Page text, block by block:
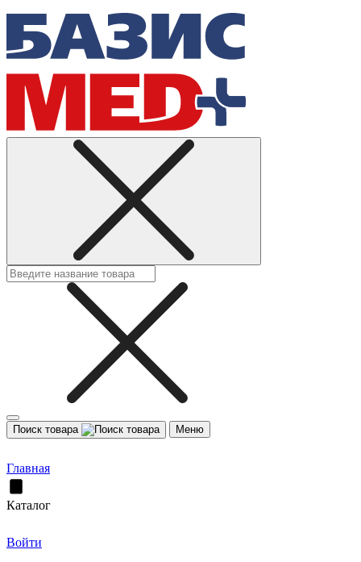
Поиск товара Меню
Главная
Каталог
Войти